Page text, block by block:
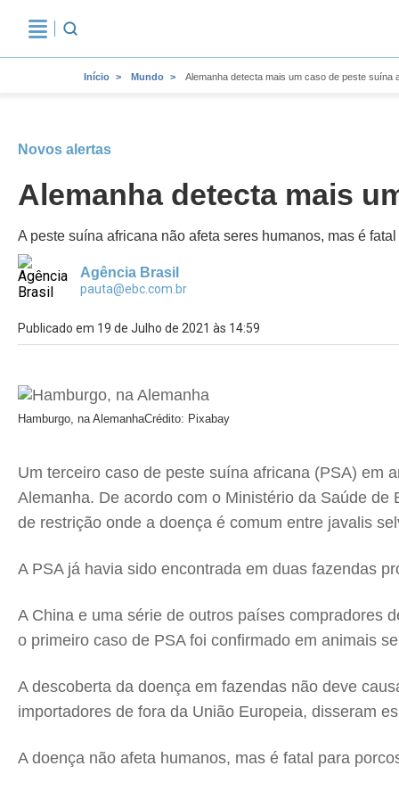
Início Mundo Alemanha detecta mais um caso de peste suína
Novos alertas
Alemanha detecta mais
A peste suína africana não afeta seres humanos, mas é
Agência Brasil
pauta@ebc.com.br
Publicado em 19 de Julho de 2021 às 14:59
Hamburgo, na AlemanhaCrédito: Pixabay
Um terceiro caso de peste suína africana (PSA) em
Alemanha. De acordo com o Ministério da Saúde
de restrição onde a doença é comum entre javalis
A PSA já havia sido encontrada em duas fazendas
A China e uma série de outros países compradores
o primeiro caso de PSA foi confirmado em animais
A descoberta da doença em fazendas não deve
importadores de fora da União Europeia, disseram
A doença não afeta humanos, mas é fatal para